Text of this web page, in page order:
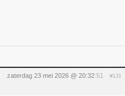
zaterdag 23 mei 2026 @ 20:32:51 #131